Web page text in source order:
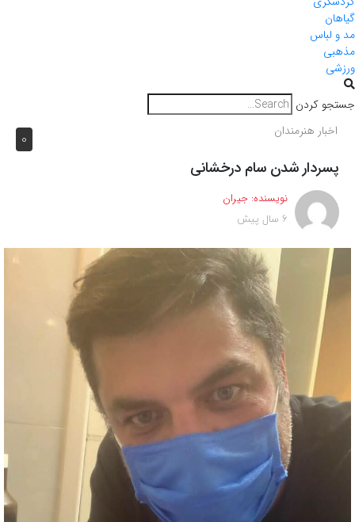
گیاهان
مد و لباس
مذهبی
ورزشی
جستجو کردن
0 اخبار هنرمندان
پسردار شدن سام درخشانی
نویسنده: جیران
6 سال پیش